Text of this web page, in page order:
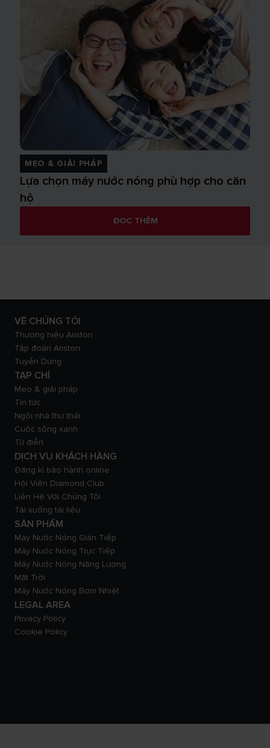
MẸO & GIẢI PHÁP
Lựa chọn máy nước nóng phù hợp cho căn
hộ
ĐỌC THÊM
VỀ CHÚNG TÔI
Thương hiệu Ariston
Tập đoàn Ariston
Tuyển Dụng
TẠP CHÍ
Mẹo & giải pháp
Tin tức
Ngôi nhà thư thái
Cuộc sống xanh
Từ điển
DỊCH VỤ KHÁCH HÀNG
Đăng kí bảo hành online
Hội Viên Diamond Club
Liên Hệ Với Chúng Tôi
Tải xuống tài liệu
SẢN PHẨM
Máy Nước Nóng Gián Tiếp
Máy Nước Nóng Trực Tiếp
Máy Nước Nóng Năng Lượng
Mặt Trời
Máy Nước Nóng Bơm Nhiệt
LEGAL AREA
Privacy Policy
Cookie Policy